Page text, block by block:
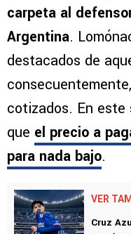
carpeta al
Argentina.
destacados de
cotizados. En
que el precio a
para nada bajo.
VER
Cruz